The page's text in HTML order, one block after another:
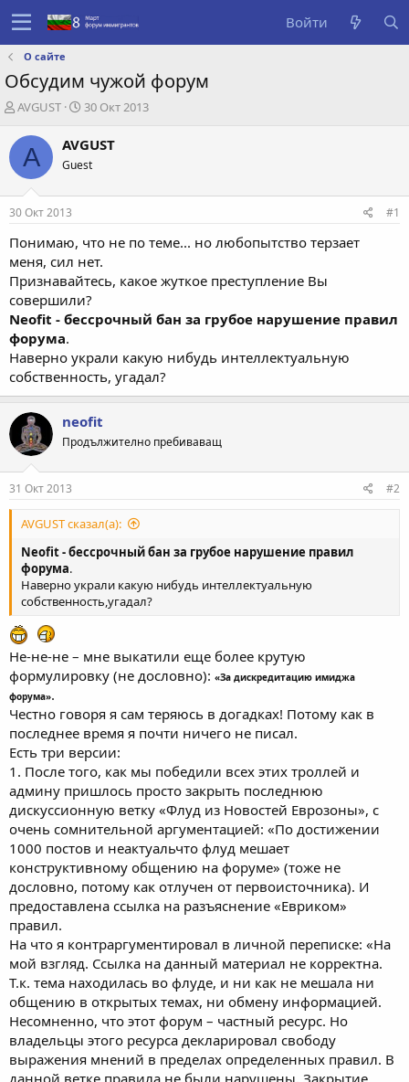
Войти
О сайте
Обсудим чужой форум
А
т
р
е
м
ы
AVGUST
Д
т
а
с
а
и
я
30 Окт 2013
A AVGUST
Guest
30 Окт 2013 #1
Понимаю, что не по теме... но любопытство терзает
меня, сил нет.
Признавайтесь, какое жуткое преступление Вы
совершили?
Neofit - бессрочный бан за грубое нарушение правил
форума.
Наверно украли какую нибудь интеллектуальную
собственность, угадал?
neofit
Продължително пребиваващ
31 Окт 2013 #2
AVGUST сказал(а):
Neofit - бессрочный бан за грубое нарушение правил
форума.
Наверно украли какую нибудь интеллектуальную
собственность,угадал?
Не-не-не – мне выкатили еще более крутую
формулировку (не дословно): «За дискредитацию имиджа
форума».
Честно говоря я сам теряюсь в догадках! Потому как в
последнее время я почти ничего не писал.
Есть три версии:
1. После того, как мы победили всех этих троллей и
админу пришлось просто закрыть последнюю
дискуссионную ветку «Флуд из Новостей Еврозоны», с
очень сомнительной аргументацией: «По достижении
1000 постов и неактуальчто флуд мешает
конструктивному общению на форуме» (тоже не
дословно, потому как отлучен от первоисточника). И
предоставлена ссылка на разъяснение «Евриком»
правил.
На что я контраргументировал в личной переписке: «На
мой взгляд. Ссылка на данный материал не корректна.
Т.к. тема находилась во флуде, и ни как не мешала ни
общению в открытых темах, ни обмену информацией.
Несомненно, что этот форум – частный ресурс. Но
владельцы этого ресурса декларировал свободу
выражения мнений в пределах определенных правил. В
данной ветке правила не были нарушены. Закрытие